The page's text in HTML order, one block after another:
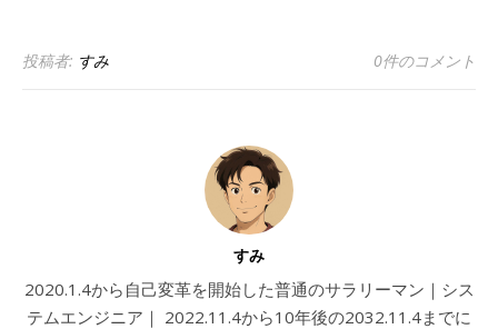
投稿者: すみ 0件のコメント
すみ
2020.1.4から自己変革を開始した普通のサラリーマン｜シス
テムエンジニア｜ 2022.11.4から10年後の2032.11.4までに